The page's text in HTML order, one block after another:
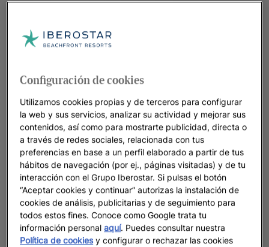
Configuración de cookies
Utilizamos cookies propias y de terceros para configurar
la web y sus servicios, analizar su actividad y mejorar sus
contenidos, así como para mostrarte publicidad, directa o
a través de redes sociales, relacionada con tus
preferencias en base a un perfil elaborado a partir de tus
hábitos de navegación (por ej., páginas visitadas) y de tu
interacción con el Grupo Iberostar. Si pulsas el botón
“Aceptar cookies y continuar” autorizas la instalación de
cookies de análisis, publicitarias y de seguimiento para
todos estos fines. Conoce como Google trata tu
información personalaquí. Puedes consultar nuestra
Política de cookiesy configurar o rechazar las cookies